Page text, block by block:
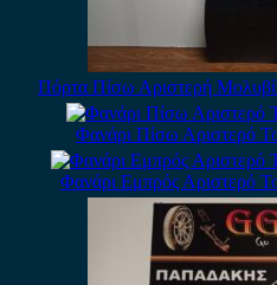
Πόρτα Πίσω Αριστερή
Φανάρι Πίσω Αριστερό
Φανάρι Εμπρός Αριστερό